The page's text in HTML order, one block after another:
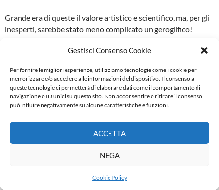
Gestisci Consenso Cookie
Per fornire le migliori esperienze, utilizziamo tecnologie come i cookie per
memorizzare e/o accedere alle informazioni del dispositivo. Il consenso a
queste tecnologie ci permetterà di elaborare dati come il comportamento di
navigazione o ID unici su questo sito. Non acconsentire o ritirare il consenso
può influire negativamente su alcune caratteristiche e funzioni.
ACCETTA
NEGA
Cookie Policy
Grande era di queste il valore artistico e scien­tifico, ma, per gli
inesperti, sarebbe stato me­no complicato un geroglifico!
Disse Mascagni: “Il sistema linfatico scorre ovunque nel corpo
dell’assorbimento”.
Nei trenta anni successivi Paolo cominciò i pre­parativi: volle
scrivere la “Grande Anatomia” che fu poi eseguita con sublime
maestria.
Ciro Santi e Antonio Serantoni lavoravano da Domenica al
Lunedi per fare belle tavole su ra­me che piacessero a tutto il